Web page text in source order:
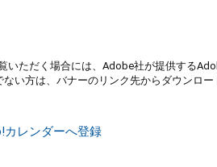
いただく場合には、Adobe社が提供する
い方は、バナーのリンク先からダウンロー
カレンダーへ登録